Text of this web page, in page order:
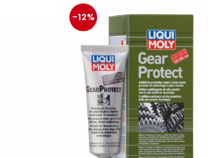
protectie
-12%